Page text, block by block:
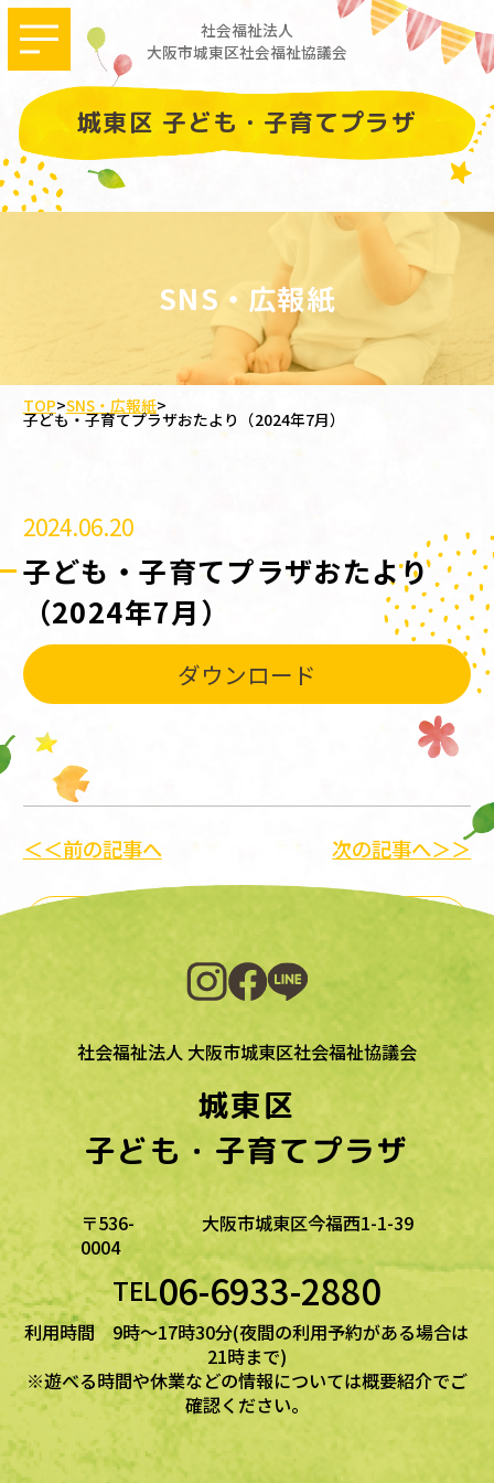
社会福祉法人
大阪市城東区社会福祉協議会
城東区 子ども・子育てプラザ
SNS・広報紙
TOP>SNS・広報紙>
子ども・子育てプラザおたより（2024年7月）
2024.06.20
子ども・子育てプラザおたより
（2024年7月）
ダウンロード
＜＜前の記事へ
一覧に戻る
次の記事へ＞＞
社会福祉法人 大阪市城東区社会福祉協議会
城東区
子ども・子育てプラザ
〒536-
0004
大阪市城東区今福西1-1-39
TEL06-6933-2880
利用時間 9時～17時30分(夜間の利用予約がある場合は
21時まで)
※遊べる時間や休業などの情報については概要紹介でご
確認ください。